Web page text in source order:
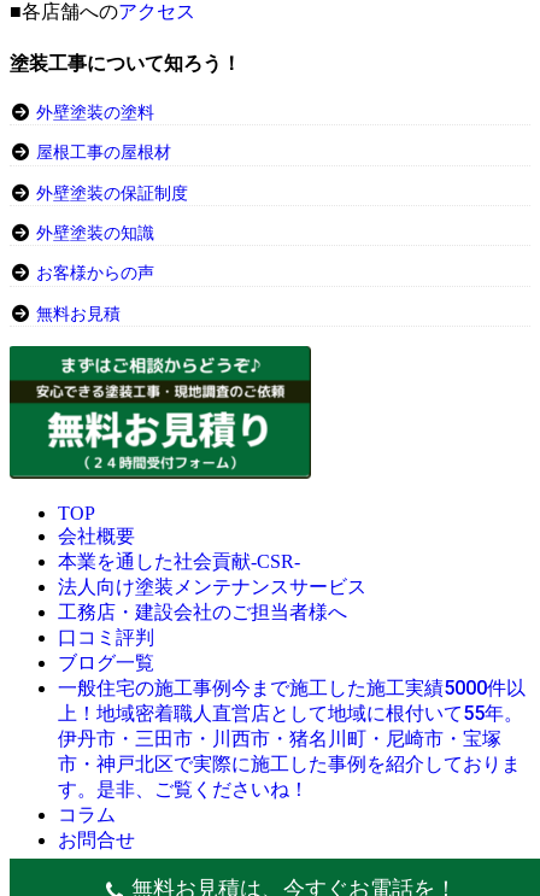
■各店舗へのアクセス
塗装工事について知ろう！
外壁塗装の塗料
屋根工事の屋根材
外壁塗装の保証制度
外壁塗装の知識
お客様からの声
無料お見積
TOP
会社概要
本業を通した社会貢献-CSR-
法人向け塗装メンテナンスサービス
工務店・建設会社のご担当者様へ
口コミ評判
ブログ一覧
一般住宅の施工事例今まで施工した施工実績5000件以
上！地域密着職人直営店として地域に根付いて55年。
伊丹市・三田市・川西市・猪名川町・尼崎市・宝塚
市・神戸北区で実際に施工した事例を紹介しておりま
す。是非、ご覧くださいね！
コラム
お問合せ
© 創業昭和45年・感動の塗替え・屋根リフォームの職人直営
無料お見積は、今すぐお電話を！